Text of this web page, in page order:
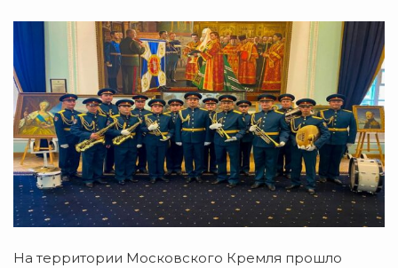
На территории Московского Кремля прошло